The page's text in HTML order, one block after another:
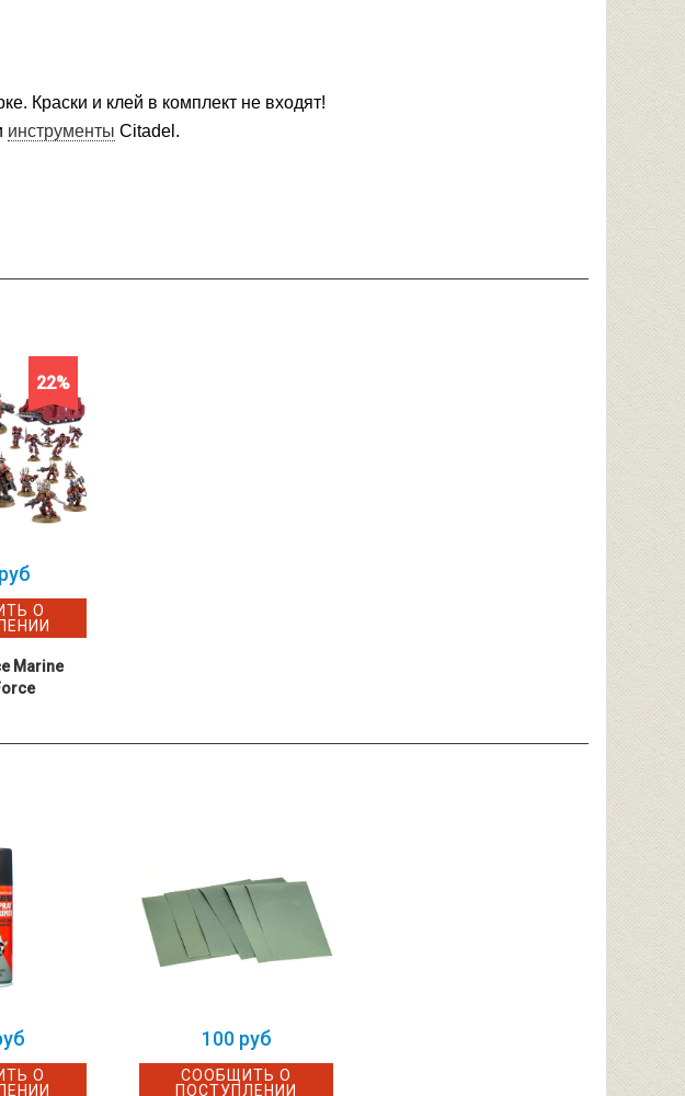
Краски и клей в комплект не входят!
инструменты Citadel.
22%
О
Marine
О
100 руб
СООБЩИТЬ О
ПОСТУПЛЕНИИ